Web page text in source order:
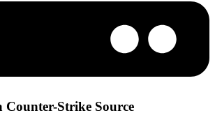
Counter-Strike Source